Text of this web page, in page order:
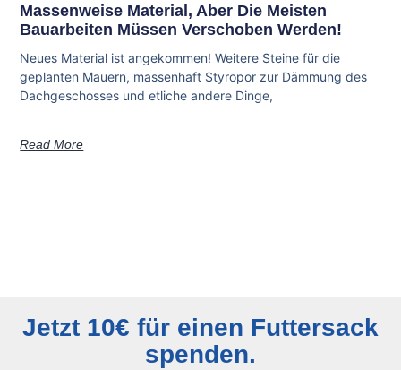
Massenweise Material, Aber Die Meisten
Bauarbeiten Müssen Verschoben Werden!
Neues Material ist angekommen! Weitere Steine für die
geplanten Mauern, massenhaft Styropor zur Dämmung des
Dachgeschosses und etliche andere Dinge,
Read More
Jetzt 10€ für einen Futtersack
spenden.